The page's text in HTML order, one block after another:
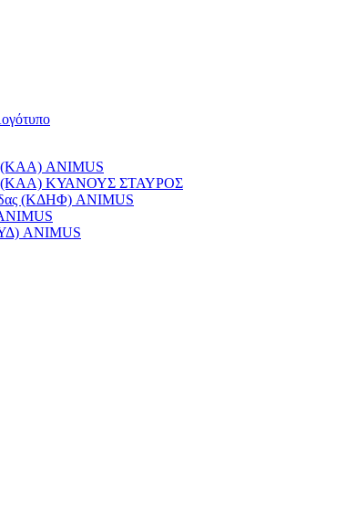
(ΚΑΑ) ANIMUS
(ΚΑΑ) ΚΥΑΝΟΥΣ ΣΤΑΥΡΟΣ
(ΚΔΗΦ) ANIMUS
ANIMUS